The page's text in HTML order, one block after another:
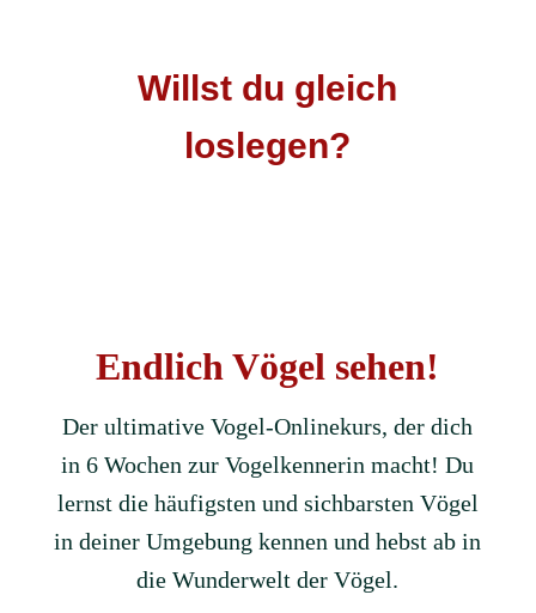
Willst du gleich
loslegen?
Endlich Vögel sehen!
Der ultimative Vogel-Onlinekurs, der dich
in 6 Wochen zur Vogelkennerin macht! Du
lernst die häufigsten und sichbarsten Vögel
in deiner Umgebung kennen und hebst ab in
die Wunderwelt der Vögel.